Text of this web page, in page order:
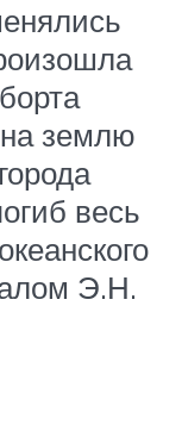
землю
весь
Э.Н.